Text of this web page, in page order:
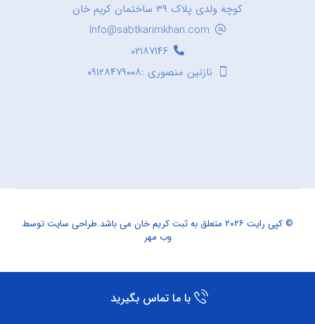
کوچه ولدی پلاک ۳۹ ساختمان کریم خان
Info@sabtkarimkhan.com
۰۲۱۸۷۱۴۶
نازنین منصوری :۰۹۱۲۸۴۷۹۰۰۸
© کپی رایت ۲۰۲۶ متعلق به ثبت کریم خان می باشد. طراحی سایتتوسط
وب مهر
با ما تماس بگیرید